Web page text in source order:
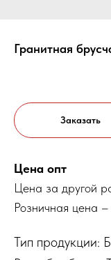
Гранитная
Заказать
Цена опт
Цена за другой
Розничная цена –
Тип продукции: